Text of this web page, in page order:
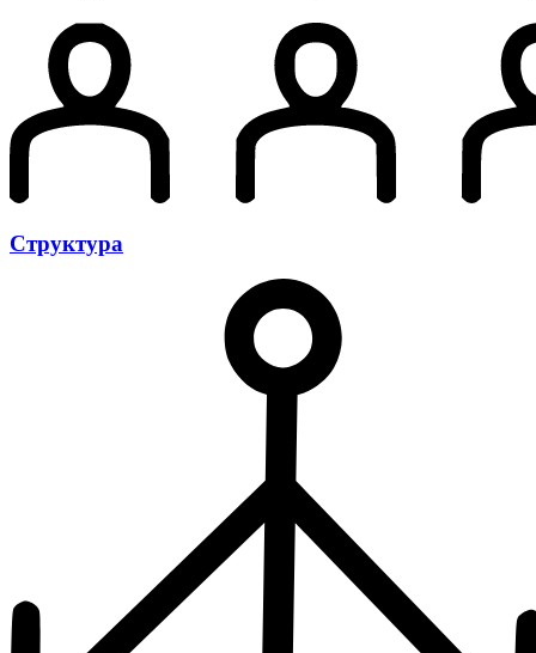
Структура